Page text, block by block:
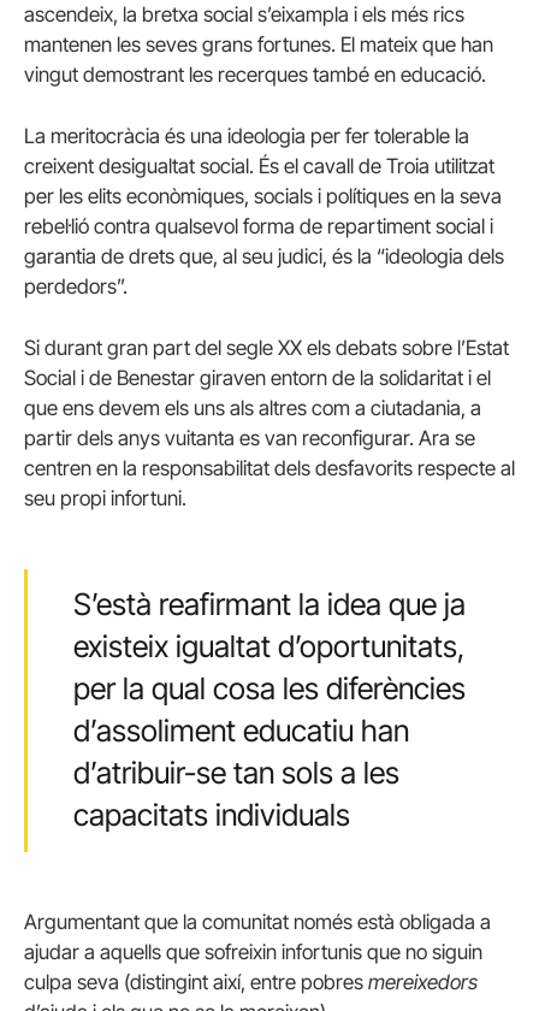
ascendeix, la bretxa social s’eixampla i els més rics
mantenen les seves grans fortunes. El mateix que han
vingut demostrant les recerques també en educació.
La meritocràcia és una ideologia per fer tolerable la
creixent desigualtat social. És el cavall de Troia utilitzat
per les elits econòmiques, socials i polítiques en la seva
rebel·lió contra qualsevol forma de repartiment social i
garantia de drets que, al seu judici, és la “ideologia dels
perdedors”.
Si durant gran part del segle XX els debats sobre l’Estat
Social i de Benestar giraven entorn de la solidaritat i el
que ens devem els uns als altres com a ciutadania, a
partir dels anys vuitanta es van reconfigurar. Ara se
centren en la responsabilitat dels desfavorits respecte al
seu propi infortuni.
S’està reafirmant la idea que ja
existeix igualtat d’oportunitats,
per la qual cosa les diferències
d’assoliment educatiu han
d’atribuir-se tan sols a les
capacitats individuals
Argumentant que la comunitat només està obligada a
ajudar a aquells que sofreixin infortunis que no siguin
culpa seva (distingint així, entre pobres mereixedors